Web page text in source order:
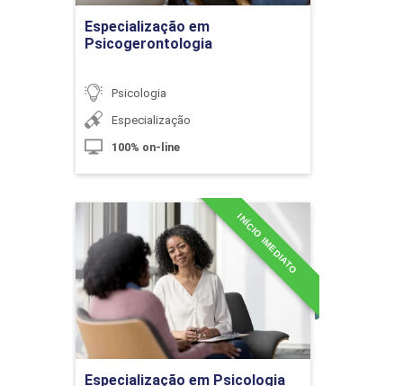
Aplicações da Abordagem Cognitiva
Pesquisas Recentes
10h
Especialização em
Psicogerontologia
Psicologia
Especialização
100% on-line
Especialização em Psicologia
INÍCIO IMEDIATO
Especialização em
Psicologia
Detalhes do curso
Ir para Inscrição